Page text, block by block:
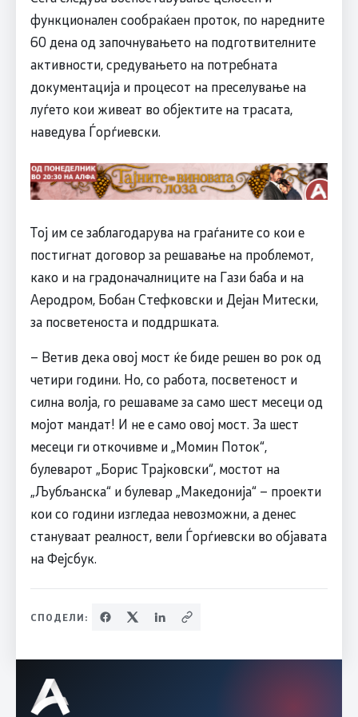
функционален сообраќаен проток, по наредните
60 дена од започнувањето на подготвителните
активности, средувањето на потребната
документација и процесот на преселување на
луѓето кои живеат во објектите на трасата,
наведува Ѓорѓиевски.
Тој им се заблагодарува на граѓаните со кои е
постигнат договор за решавање на проблемот,
како и на градоначалниците на Гази баба и на
Аеродром, Бобан Стефковски и Дејан Митески,
за посветеноста и поддршката.
– Ветив дека овој мост ќе биде решен во рок од
четири години. Но, со работа, посветеност и
силна волја, го решаваме за само шест месеци од
мојот мандат! И не е само овој мост. За шест
месеци ги откочивме и „Момин Поток“,
булеварот „Борис Трајковски“, мостот на
„Љубљанска“ и булевар „Македонија“ – проекти
кои со години изгледаа невозможни, а денес
стануваат реалност, вели Ѓорѓиевски во објавата
на Фејсбук.
СПОДЕЛИ: